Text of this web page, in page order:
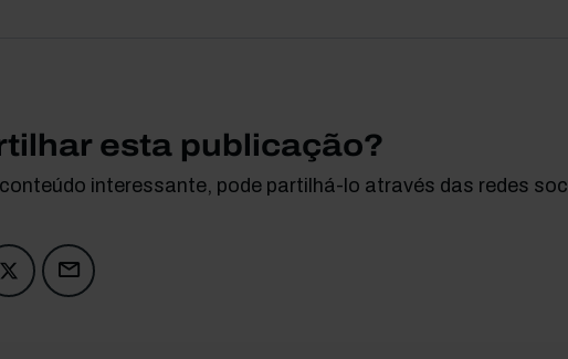
esta publicação?
interessante, pode partilhá-lo através das redes